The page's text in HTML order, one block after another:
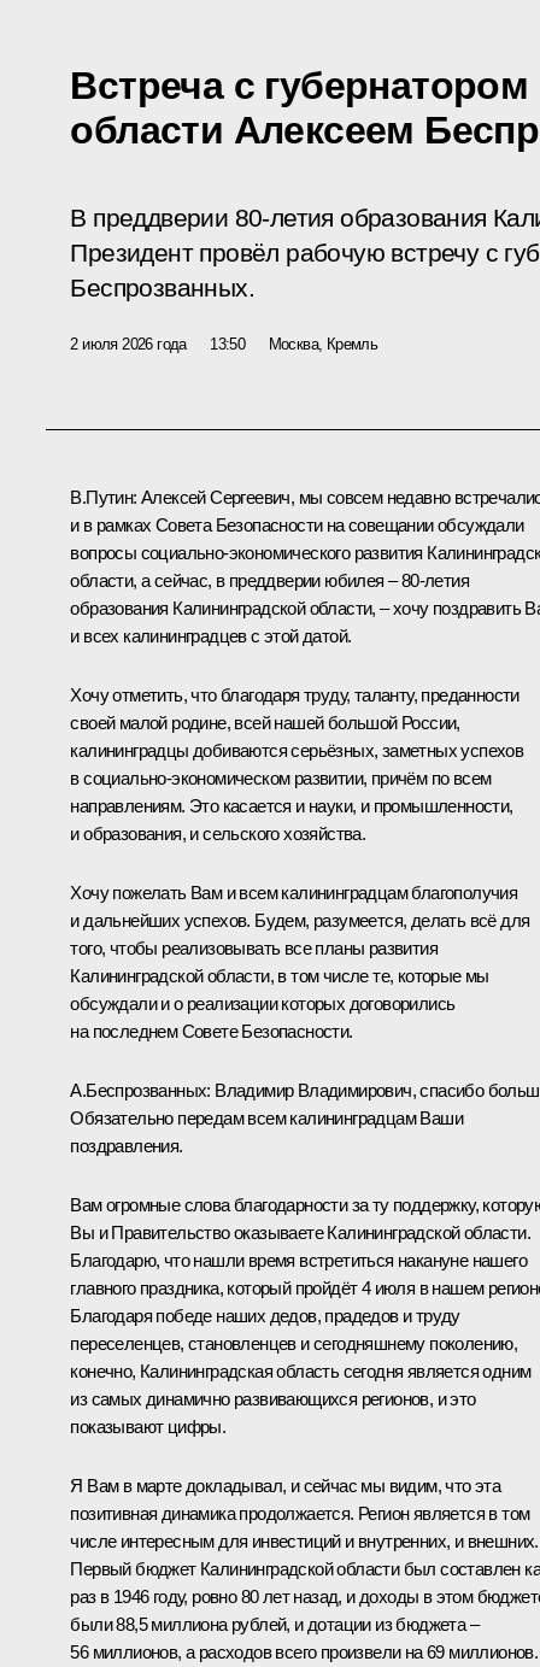
Встреча с
области Алексеем
В преддверии 80-летия образования
Президент провёл рабочую встречу с
Беспрозванных.
2 июля 2026 года 13:50 Москва, Кремль
В.Путин: Алексей Сергеевич, мы совсем недавно
и в рамках Совета Безопасности насовещанииобсуждали
вопросы социально-экономического развития
области, а сейчас, в преддверии юбилея – 80-летия
образования Калининградской области, – хочу поздравить
и всех калининградцев с этой датой.
Хочу отметить, что благодаря труду, таланту, преданности
своей малой родине, всей нашей большой России,
калининградцы добиваются серьёзных, заметных успехов
в социально-экономическом развитии, причём по всем
направлениям. Это касается и науки, и промышленности,
и образования, и сельского хозяйства.
Хочу пожелать Вам и всем калининградцам благополучия
и дальнейших успехов. Будем, разумеется, делать всё для
того, чтобы реализовывать все планы развития
Калининградской области, в том числе те, которые мы
обсуждали и о реализации которых договорились
на последнем Совете Безопасности.
А.Беспрозванных: Владимир Владимирович, спасибо
Обязательно передам всем калининградцам Ваши
поздравления.
Вам огромные слова благодарности за ту поддержку,
Вы и Правительство оказываете Калининградской области.
Благодарю, что нашли время встретиться накануне нашего
главного праздника, который пройдёт 4 июля в нашем
Благодаря победе наших дедов, прадедов и труду
переселенцев, становленцев и сегодняшнему поколению,
конечно, Калининградская область сегодня является одним
из самых динамично развивающихся регионов, и это
показывают цифры.
Я Вам в марте докладывал, и сейчас мы видим, что эта
позитивная динамика продолжается. Регион является в том
числе интересным для инвестиций и внутренних, и внешних.
Первый бюджет Калининградской области был составлен
раз в 1946 году, ровно 80 лет назад, и доходы в этом
были 88,5 миллиона рублей, и дотации из бюджета –
56 миллионов, а расходов всего произвели на 69 миллионов.